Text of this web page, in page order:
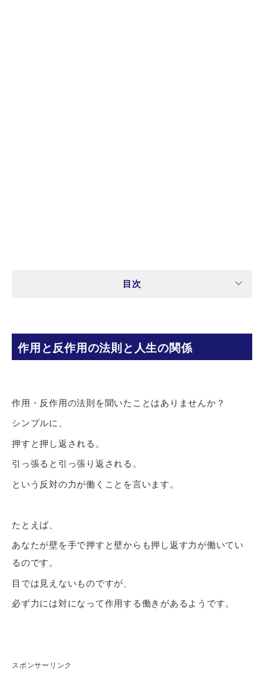
目次
作用と反作用の法則と人生の関係
作用・反作用の法則を聞いたことはありませんか？
シンプルに、
押すと押し返される。
引っ張ると引っ張り返される。
という反対の力が働くことを言います。
たとえば、
あなたが壁を手で押すと壁からも押し返す力が働いてい
るのです。
目では見えないものですが、
必ず力には対になって作用する働きがあるようです。
スポンサーリンク